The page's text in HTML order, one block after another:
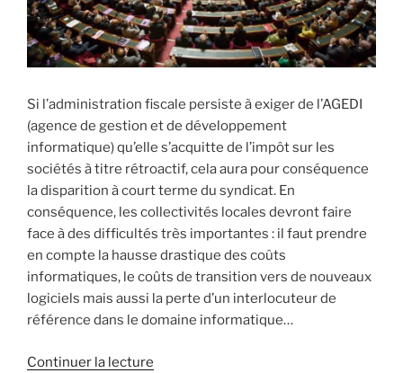
malgré
l’existence
de
Si l’administration fiscale persiste à exiger de l’AGEDI
(agence de gestion et de développement
informatique) qu’elle s’acquitte de l’impôt sur les
sociétés à titre rétroactif, cela aura pour conséquence
la disparition à court terme du syndicat. En
conséquence, les collectivités locales devront faire
face à des difficultés très importantes : il faut prendre
en compte la hausse drastique des coûts
informatiques, le coûts de transition vers de nouveaux
logiciels mais aussi la perte d’un interlocuteur de
référence dans le domaine informatique…
Continuer la lecture